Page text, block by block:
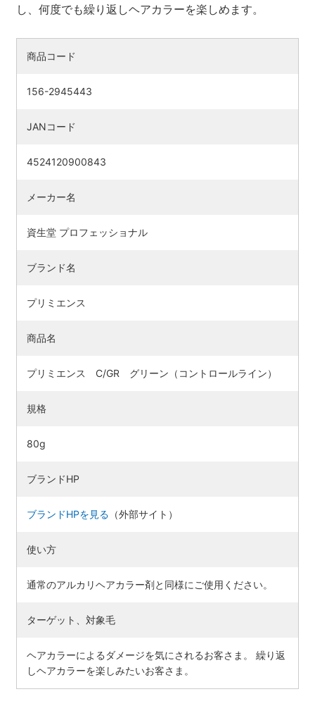
し、何度でも繰り返しヘアカラーを楽しめます。
商品コード
156-2945443
JANコード
4524120900843
メーカー名
資生堂 プロフェッショナル
ブランド名
プリミエンス
商品名
プリミエンス C/GR グリーン（コントロールライン）
規格
80g
ブランドHP
ブランドHPを見る （外部サイト）
使い方
通常のアルカリヘアカラー剤と同様にご使用ください。
ターゲット、対象毛
ヘアカラーによるダメージを気にされるお客さま。 繰り返
しヘアカラーを楽しみたいお客さま。